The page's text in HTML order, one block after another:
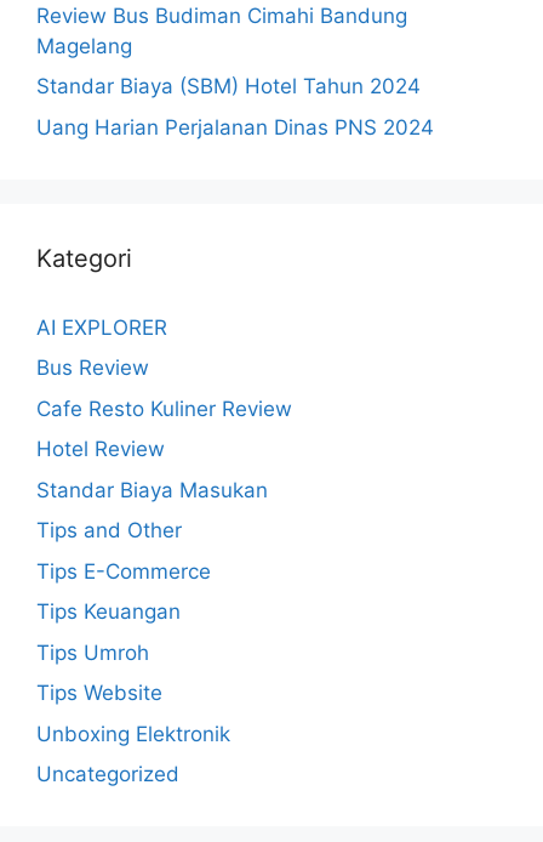
Review Bus Budiman Cimahi Bandung
Magelang
Standar Biaya (SBM) Hotel Tahun 2024
Uang Harian Perjalanan Dinas PNS 2024
Kategori
AI EXPLORER
Bus Review
Cafe Resto Kuliner Review
Hotel Review
Standar Biaya Masukan
Tips and Other
Tips E-Commerce
Tips Keuangan
Tips Umroh
Tips Website
Unboxing Elektronik
Uncategorized